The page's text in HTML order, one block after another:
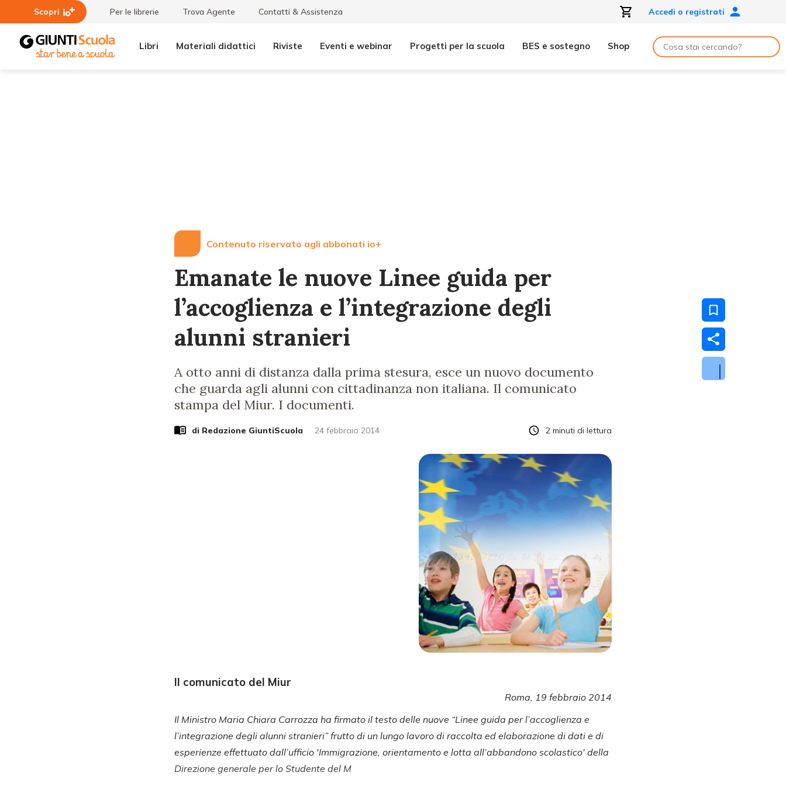
Scopri Per le librerie Trova Agente Contatti & Assistenza Accedi o registrati
Libri Materiali didattici Riviste Eventi e webinar Progetti per la scuola BES e sostegno Shop
Contenuto riservato agli abbonati io+
Emanate le nuove Linee guida per
l’accoglienza e l’integrazione degli
alunni stranieri
A otto anni di distanza dalla prima stesura, esce un nuovo documento
che guarda agli alunni con cittadinanza non italiana. Il comunicato
stampa del Miur. I documenti.
di Redazione GiuntiScuola 24 febbraio 2014 2 minuti di lettura
Il comunicato del Miur
Roma, 19 febbraio 2014
Il Ministro Maria Chiara Carrozza ha firmato il testo delle nuove “Linee guida per l’accoglienza e
l’integrazione degli alunni stranieri” frutto di un lungo lavoro di raccolta ed elaborazione di dati e di
esperienze effettuato dall’ufficio 'Immigrazione, orientamento e lotta all’abbandono scolastico' della
Direzione generale per lo Studente del M